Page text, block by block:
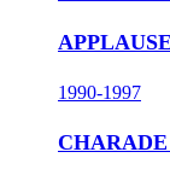
APPLAUSE
1990-1997